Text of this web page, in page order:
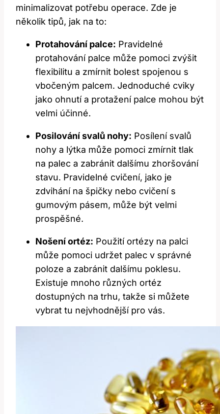
minimalizovat potřebu operace. Zde je
několik tipů, jak na to:
Protahování palce: Pravidelné
protahování palce může pomoci zvýšit
flexibilitu a zmírnit bolest spojenou s
vbočeným palcem. Jednoduché cviky
jako ohnutí a protažení palce mohou být
velmi účinné.
Posilování svalů nohy: Posílení svalů
nohy a lýtka může pomoci zmírnit tlak
na palec a zabránit dalšímu zhoršování
stavu. Pravidelné cvičení, jako je
zdvihání na špičky nebo cvičení s
gumovým pásem, může být velmi
prospěšné.
Nošení ortéz: Použití ortézy na palci
může pomoci udržet palec v správné
poloze a zabránit dalšímu poklesu.
Existuje mnoho různých ortéz
dostupných na trhu, takže si můžete
vybrat tu nejvhodnější pro vás.